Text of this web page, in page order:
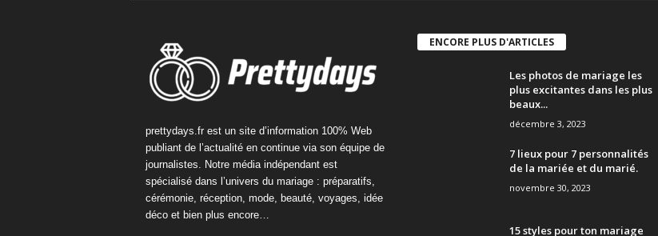
prettydays.fr est un site d’information 100% Web
publiant de l’actualité en continue via son équipe de
journalistes. Notre média indépendant est
spécialisé dans l’univers du mariage : préparatifs,
cérémonie, réception, mode, beauté, voyages, idée
déco et bien plus encore…
ENCORE PLUS D'ARTICLES
Les photos de mariage les
plus excitantes dans les plus
beaux...
décembre 3, 2023
7 lieux pour 7 personnalités
de la mariée et du marié.
novembre 30, 2023
15 styles pour ton mariage